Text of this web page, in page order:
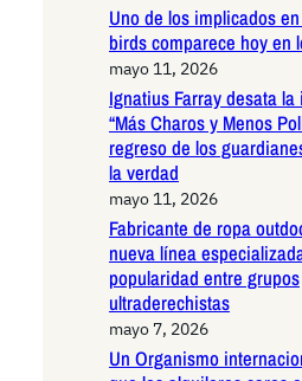
Uno de los implicados
birds comparece hoy en
mayo 11, 2026
Ignatius Farray desata
“Más Charos y Menos
regreso de los
la verdad
mayo 11, 2026
Fabricante de ropa
nueva línea
popularidad entre grupos
ultraderechistas
mayo 7, 2026
Un Organismo